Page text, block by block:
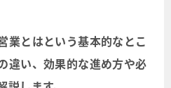
業とはという基本的なとこ
違い、効果的な進め方や必